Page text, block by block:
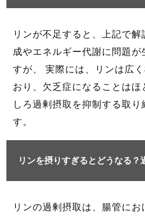
リンが不足すると、上記で
成やエネルギー代謝に問題が
すが、 実際には、リンは広
おり、欠乏症になることはほ
しろ過剰摂取を抑制する取り
す。
リンを摂りすぎるとどうなる？
リンの過剰摂取は、腸管に